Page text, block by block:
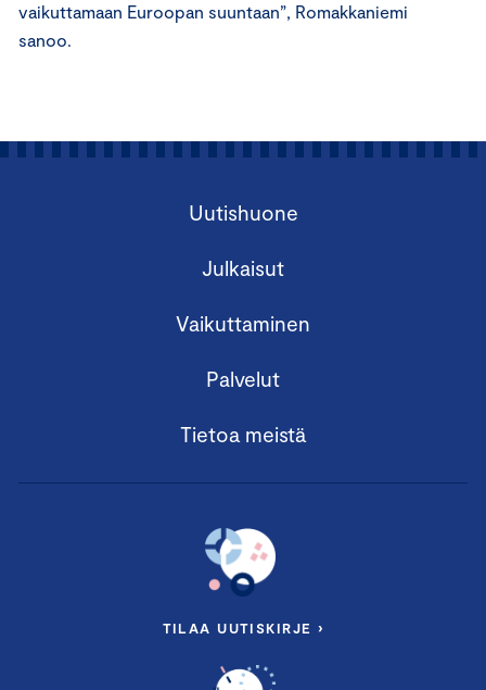
vaikuttamaan Euroopan suuntaan”, Romakkaniemi
sanoo.
Uutishuone
Julkaisut
Vaikuttaminen
Palvelut
Tietoa meistä
TILAA UUTISKIRJE ›